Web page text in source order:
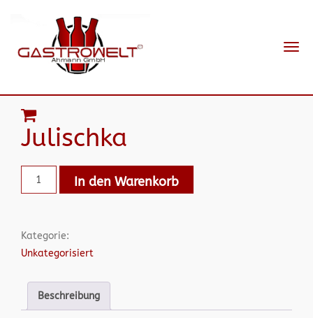
Julischka
In den Warenkorb
Kategorie:
Unkategorisiert
Beschreibung